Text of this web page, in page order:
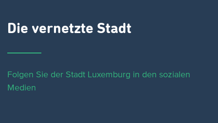
Die vernetzte Stadt
Folgen Sie der Stadt Luxemburg in den sozialen
Medien